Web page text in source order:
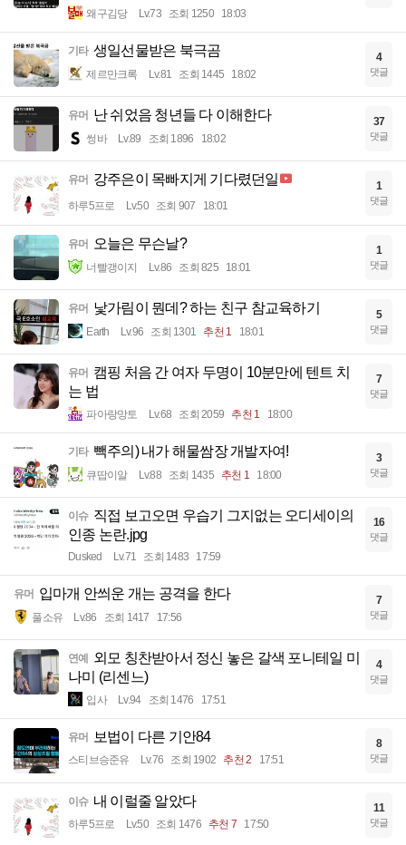
왜구김당 Lv.73 조회 1250 18:03
기타 생일선물받은 북극곰
제르만크록 Lv.81 조회 1445 18:02
4
댓글
유머 난 쉬었음 청년들 다 이해한다
썽바 Lv.89 조회 1896 18:02
37
댓글
유머 강주은이 목빠지게 기다렸던일
하루5프로 Lv.50 조회 907 18:01
1
댓글
유머 오늘은 무슨날?
너빨갱이지 Lv.86 조회 825 18:01
1
댓글
유머 낯가림이 뭔데? 하는 친구 참교육하기
Earth Lv.96 조회 1301 추천 1 18:01
5
댓글
유머 캠핑 처음 간 여자 두명이 10분만에 텐트 치
는 법
파아랑망토 Lv.68 조회 2059 추천 1 18:00
7
댓글
기타 빽주의) 내가 해물쌈장 개발자여!
큐땁이알 Lv.88 조회 1435 추천 1 18:00
3
댓글
이슈 직접 보고오면 우습기 그지없는 오디세이의
인종 논란.jpg
Dusked Lv.71 조회 1483 17:59
16
댓글
유머 입마개 안씌운 개는 공격을 한다
풀소유 Lv.86 조회 1417 17:56
7
댓글
연예
외모 칭찬받아서 정신 놓은 갈색 포니테일 미
나미 (리센느)
입사 Lv.94 조회 1476 17:51
4
댓글
유머 보법이 다른 기안84
스티브승준유 Lv.76 조회 1902 추천 2 17:51
8
댓글
이슈 내 이럴줄 알았다
하루5프로 Lv.50 조회 1476 추천 7 17:50
11
댓글